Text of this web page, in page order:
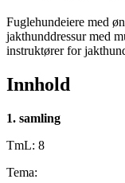
Fuglehundeiere med
jakthunddressur med
instruktører for
Innhold
1. samling
TmL: 8
Tema: